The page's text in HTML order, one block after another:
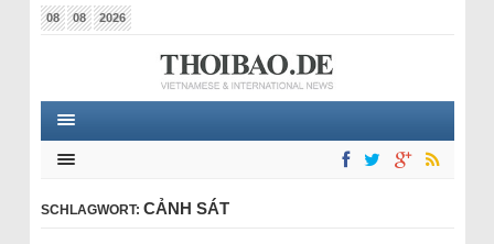
08 08 2026
SCHLAGWORT: CẢNH SÁT